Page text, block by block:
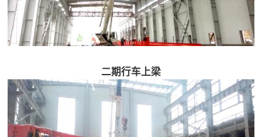
二期行车上梁